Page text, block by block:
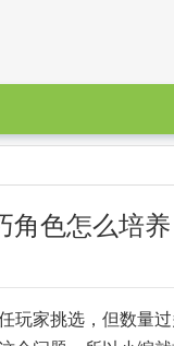
角色怎么培
玩家挑选，但数量